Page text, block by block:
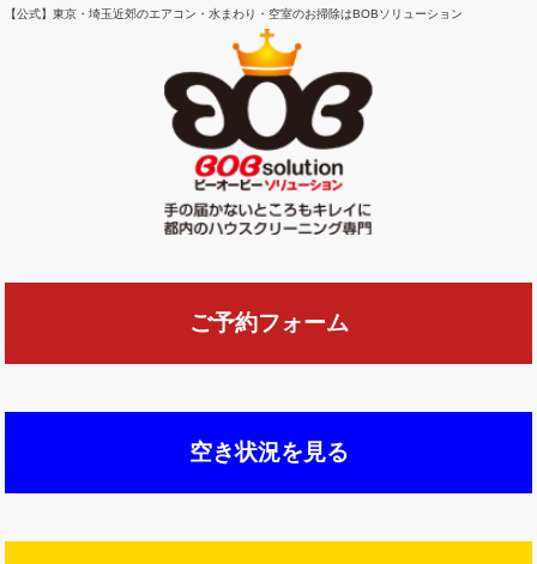
【公式】東京・埼玉近郊のエアコン・水まわり・空室のお掃除はBOBソリューション
ご予約フォーム
空き状況を見る